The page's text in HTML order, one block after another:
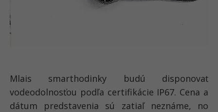
Mlais smarthodinky budú disponovať
vodeodolnosťou podľa certifikácie IP67. Cena a
dátum predstavenia sú zatiaľ neznáme, no